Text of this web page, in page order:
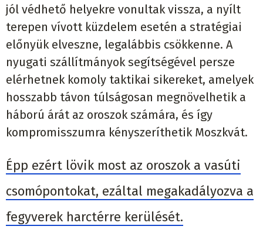
jól védhető helyekre vonultak vissza, a nyílt
terepen vívott küzdelem esetén a stratégiai
előnyük elveszne, legalábbis csökkenne. A
nyugati szállítmányok segítségével persze
elérhetnek komoly taktikai sikereket, amelyek
hosszabb távon túlságosan megnövelhetik a
háború árát az oroszok számára, és így
kompromisszumra kényszeríthetik Moszkvát.
Épp ezért lövik most az oroszok a vasúti
csomópontokat, ezáltal megakadályozva a
fegyverek harctérre kerülését.